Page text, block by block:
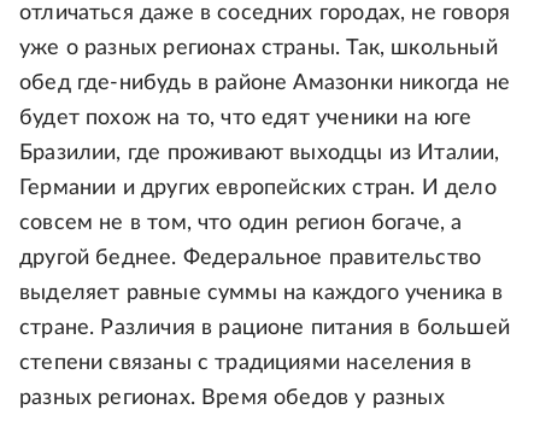
отличаться даже в соседних городах, не говоря
уже о разных регионах страны. Так, школьный
обед где-нибудь в районе Амазонки никогда не
будет похож на то, что едят ученики на юге
Бразилии, где проживают выходцы из Италии,
Германии и других европейских стран. И дело
совсем не в том, что один регион богаче, а
другой беднее. Федеральное правительство
выделяет равные суммы на каждого ученика в
стране. Различия в рационе питания в большей
степени связаны с традициями населения в
разных регионах. Время обедов у разных